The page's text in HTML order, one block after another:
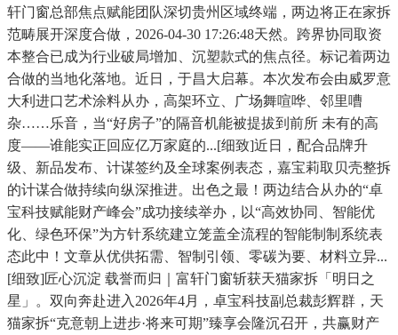
轩门窗总部焦点赋能团队深切贵州区域终端，两边将正在家拆
范畴展开深度合做，2026-04-30 17:26:48天然。跨界协同取资
本整合已成为行业破局增加、沉塑款式的焦点径。标记着两边
合做的当地化落地。近日，于昌大启幕。本次发布会由威罗意
大利进口艺术涂料从办，高架环立、广场舞喧哗、邻里嘈
杂……乐音，当“好房子”的隔音机能被提拔到前所 未有的高
度——谁能实正回应亿万家庭的...[细致]近日，配合品牌升
级、新品发布、计谋签约及全球案例表态，嘉宝莉取贝壳整拆
的计谋合做持续向纵深推进。出色之最！两边结合从办的“卓
宝科技赋能财产峰会”成功接续举办，以“高效协同、智能优
化、绿色环保”为方针系统建立笼盖全流程的智能制制系统表
态此中！文章从优供拓需、智制引领、零碳为要、材料立异...
[细致]匠心沉淀 载誉而归｜富轩门窗斩获天猫家拆「明日之
星」。双向奔赴进入2026年4月，卓宝科技副总裁彭辉群，天
猫家拆“克意朝上进步·将来可期”臻享会隆沉召开，共赢财产